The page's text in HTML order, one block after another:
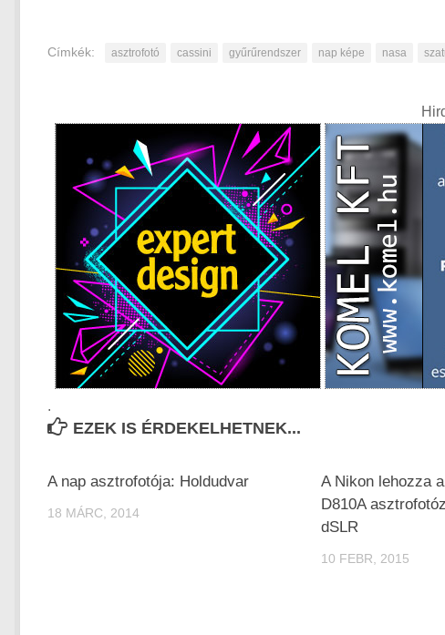
Címkék: asztrofotó cassini gyűrűrendszer nap képe nasa
.
EZEK IS ÉRDEKELHETNEK...
A nap asztrofotója: Holdudvar
18 MÁRC, 2014
A Nikon lehozza
D810A
dSLR
10 FEBR, 2015